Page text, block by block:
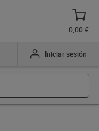
0,00 €
Iniciar sesión